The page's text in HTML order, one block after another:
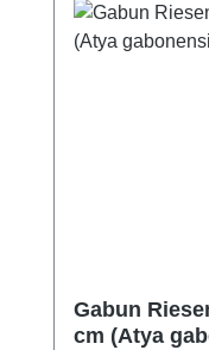
Gabun
cm (Atya